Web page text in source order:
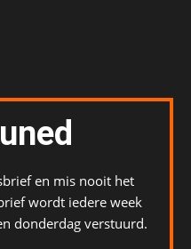
en mis nooit het
wordt iedere week
donderdag verstuurd.